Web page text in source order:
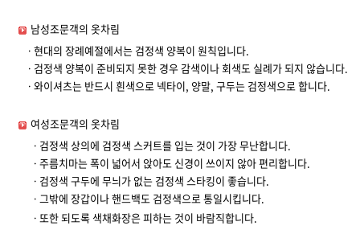
남성조문객의 옷차림
ㆍ현대의 장례예절에서는 검정색 양복이 원칙입니다.
ㆍ검정색 양복이 준비되지 못한 경우 감색이나 회색도 실례가 되지 않습니다.
ㆍ와이셔츠는 반드시 흰색으로 넥타이, 양말, 구두는 검정색으로 합니다.
여성조문객의 옷차림
ㆍ검정색 상의에 검정색 스커트를 입는 것이 가장 무난합니다.
ㆍ주름치마는 폭이 넓어서 앉아도 신경이 쓰이지 않아 편리합니다.
ㆍ검정색 구두에 무늬가 없는 검정색 스타킹이 좋습니다.
ㆍ그밖에 장갑이나 핸드백도 검정색으로 통일시킵니다.
ㆍ또한 되도록 색채화장은 피하는 것이 바람직합니다.